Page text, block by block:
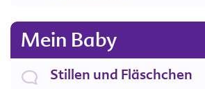
Mein Baby
Stillen und Fläschchen